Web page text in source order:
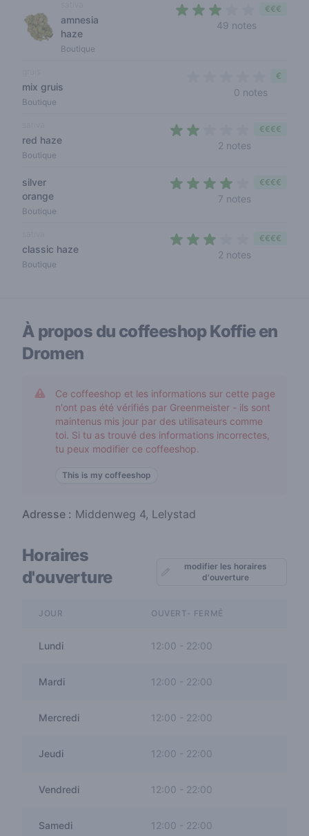
amnesia
haze
Boutique
49 notes
€€€
mix gruis
Boutique
0 notes
€
red haze
Boutique
2 notes
€€€€
silver
orange
Boutique
7 notes
€€€€
classic haze
Boutique
2 notes
€€€€
À propos du coffeeshopKoffie en
Dromen
Ce coffeeshop et les informations sur cette page
n'ont pas été vérifiés par Greenmeister - ils sont
maintenus mis jour par des utilisateurs comme
toi. Si tu as trouvé des informations incorrectes,
tu peux modifier ce coffeeshop.
This is my coffeeshop
Adresse : Middenweg 4, Lelystad
Horaires
d'ouverture
modifier les horaires
d'ouverture
JOUR OUVERT- FERMÉ
Lundi 12:00 - 22:00
Mardi 12:00 22:00
Mercredi 12:00 - 22:00
Jeudi 12:00 22:00
Vendredi 12:00 - 22:00
Samedi 12:00 22:00